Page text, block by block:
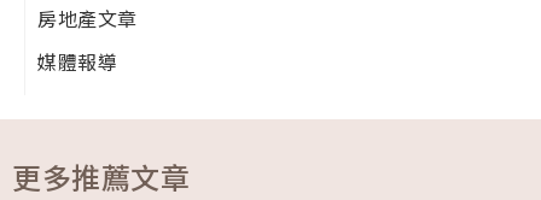
房地產文章
媒體報導
更多推薦文章